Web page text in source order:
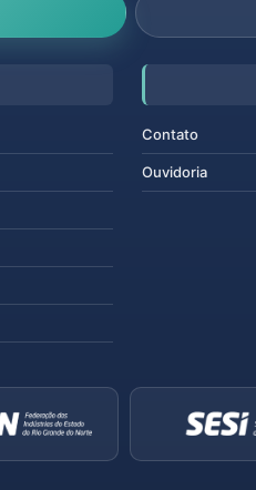
Contato
Ouvidoria